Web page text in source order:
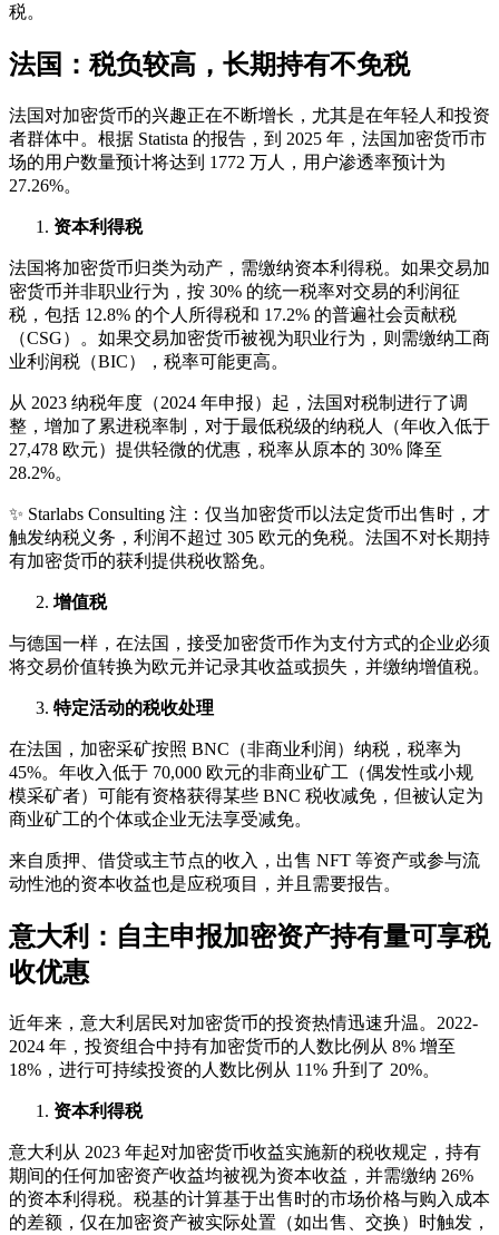
税。
法国：税负较高，长期持有不免税
法国对加密货币的兴趣正在不断增长，尤其是在年轻人和投资
者群体中。根据 Statista 的报告，到 2025 年，法国加密货币市
场的用户数量预计将达到 1772 万人，用户渗透率预计为
27.26%。
资本利得税
法国将加密货币归类为动产，需缴纳资本利得税。如果交易加
密货币并非职业行为，按 30% 的统一税率对交易的利润征
税，包括 12.8% 的个人所得税和 17.2% 的普遍社会贡献税
（CSG）。如果交易加密货币被视为职业行为，则需缴纳工商
业利润税（BIC），税率可能更高。
从 2023 纳税年度（2024 年申报）起，法国对税制进行了调
整，增加了累进税率制，对于最低税级的纳税人（年收入低于
27,478 欧元）提供轻微的优惠，税率从原本的 30% 降至
28.2%。
✨ Starlabs Consulting 注：仅当加密货币以法定货币出售时，才
触发纳税义务，利润不超过 305 欧元的免税。法国不对长期持
有加密货币的获利提供税收豁免。
增值税
与德国一样，在法国，接受加密货币作为支付方式的企业必须
将交易价值转换为欧元并记录其收益或损失，并缴纳增值税。
特定活动的税收处理
在法国，加密采矿按照 BNC（非商业利润）纳税，税率为
45%。年收入低于 70,000 欧元的非商业矿工（偶发性或小规
模采矿者）可能有资格获得某些 BNC 税收减免，但被认定为
商业矿工的个体或企业无法享受减免。
来自质押、借贷或主节点的收入，出售 NFT 等资产或参与流
动性池的资本收益也是应税项目，并且需要报告。
意大利：自主申报加密资产持有量可享税
收优惠
近年来，意大利居民对加密货币的投资热情迅速升温。2022-
2024 年，投资组合中持有加密货币的人数比例从 8% 增至
18%，进行可持续投资的人数比例从 11% 升到了 20%。
资本利得税
意大利从 2023 年起对加密货币收益实施新的税收规定，持有
期间的任何加密资产收益均被视为资本收益，并需缴纳 26%
的资本利得税。税基的计算基于出售时的市场价格与购入成本
的差额，仅在加密资产被实际处置（如出售、交换）时触发，